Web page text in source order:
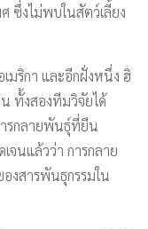
ซึ่งไม่พบในสัตว์เลี้ยง
มริกา และอีกฝั่งหนึ่ง ฮิ
ทั้งสองทีมวิจัยได้
รกลายพันธุ์ที่ยีน
จนแล้วว่า การกลาย
งสารพันธุกรรมใน